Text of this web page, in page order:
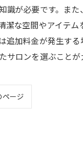
識が必要です。ま
潔な空間やアイテ
追加料金が発生す
サロンを選ぶことが
ページ